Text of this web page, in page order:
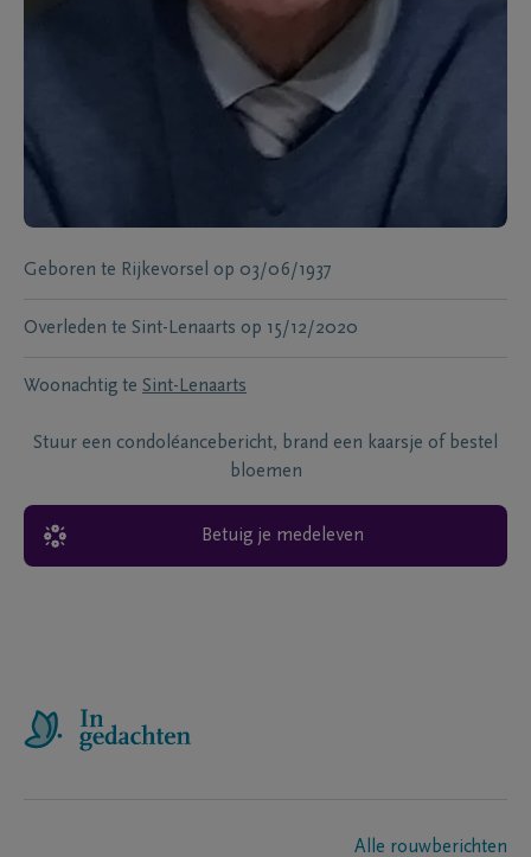
Geboren te Rijkevorsel op 03/06/1937
Overleden te Sint-Lenaarts op 15/12/2020
Woonachtig te Sint-Lenaarts
Stuur een condoléancebericht, brand een kaarsje of bestel
bloemen
Betuig je medeleven
Alle rouwberichten